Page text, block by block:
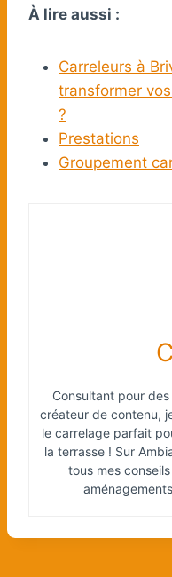
À lire aussi :
Carreleurs à
transformer
?
Prestations
Groupement
Consultant pour
créateur de contenu,
le carrelage parfait
la terrasse ! Sur
tous mes